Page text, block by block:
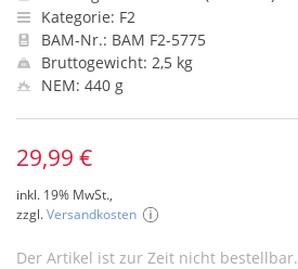
Kategorie: F2
BAM-Nr.: BAM F2-5775
Bruttogewicht: 2,5 kg
NEM: 440 g
29,99 €
inkl. 19% MwSt.,
zzgl.Versandkosten
Der Artikel ist zur Zeit nicht bestellbar.